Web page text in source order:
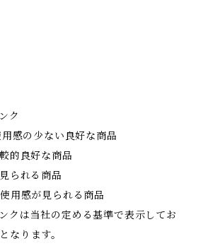
ク
感の少ない良好な商品
的良好な商品
られる商品
用感が見られる商品
クは当社の定める基準で表示してお
なります。